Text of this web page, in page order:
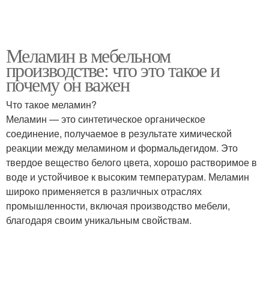
Меламин в мебельном
производстве: что это такое и
почему он важен
Что такое меламин?
Меламин — это синтетическое органическое
соединение, получаемое в результате химической
реакции между меламином и формальдегидом. Это
твердое вещество белого цвета, хорошо растворимое в
воде и устойчивое к высоким температурам. Меламин
широко применяется в различных отраслях
промышленности, включая производство мебели,
благодаря своим уникальным свойствам.